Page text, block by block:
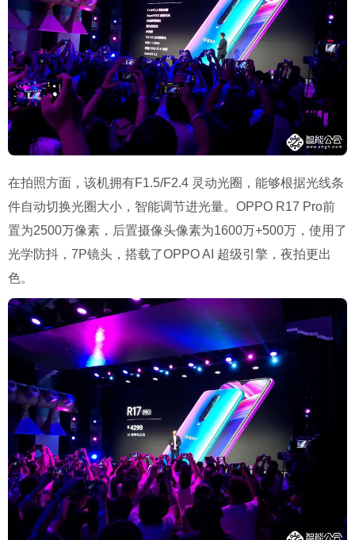
在拍照方面，该机拥有F1.5/F2.4 灵动光圈，能够根据光线条
件自动切换光圈大小，智能调节进光量。OPPO R17 Pro前
置为2500万像素，后置摄像头像素为1600万+500万，使用了
光学防抖，7P镜头，搭载了OPPO AI 超级引擎，夜拍更出
色。